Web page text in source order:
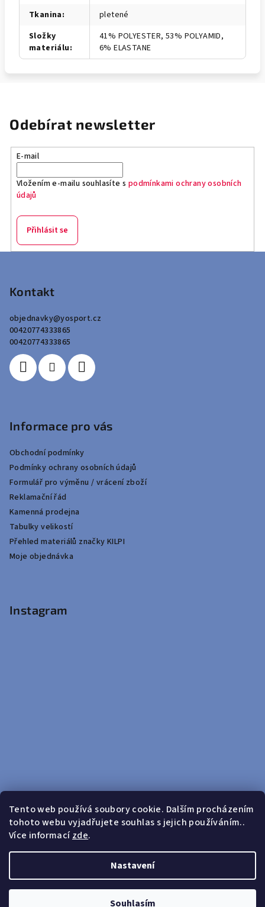
Tento web používá soubory cookie. Dalším procházením
tohoto webu vyjadřujete souhlas s jejich používáním..
Více informacízde.
Nastavení
Souhlasím
Tkanina:
pletené
Složky
materiálu:
41% POLYESTER, 53% POLYAMID,
6% ELASTANE
Odebírat newsletter
E-mail
Vložením e-mailu souhlasíte s podmínkami ochrany osobních
údajů
Přihlásit se
Kontakt
objednavky@yosport.cz
00420774333865
00420774333865
Informace pro vás
Obchodní podmínky
Podmínky ochrany osobních údajů
Formulář pro výměnu / vrácení zboží
Reklamační řád
Kamenná prodejna
Tabulky velikostí
Přehled materiálů značky KILPI
Moje objednávka
Instagram
Sledovat na Instagramu
Doprava zdarma od 599 Kč